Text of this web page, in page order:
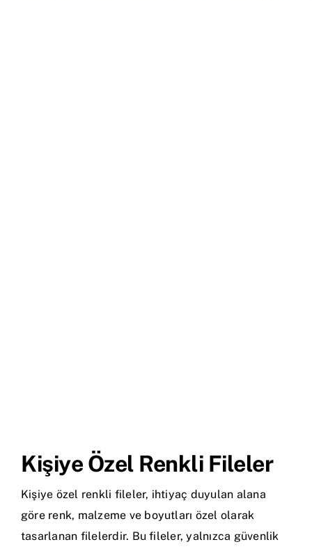
Kişiye Özel Renkli Fileler
Kişiye özel renkli fileler, ihtiyaç duyulan alana
göre renk, malzeme ve boyutları özel olarak
tasarlanan filelerdir. Bu fileler, yalnızca güvenlik